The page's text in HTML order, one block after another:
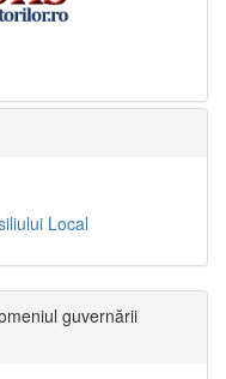
Local
guvernării